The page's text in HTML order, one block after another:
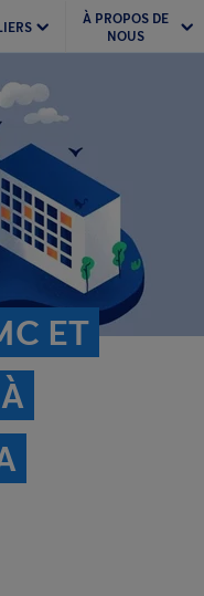
À PROPOS DE
NOUS
ET